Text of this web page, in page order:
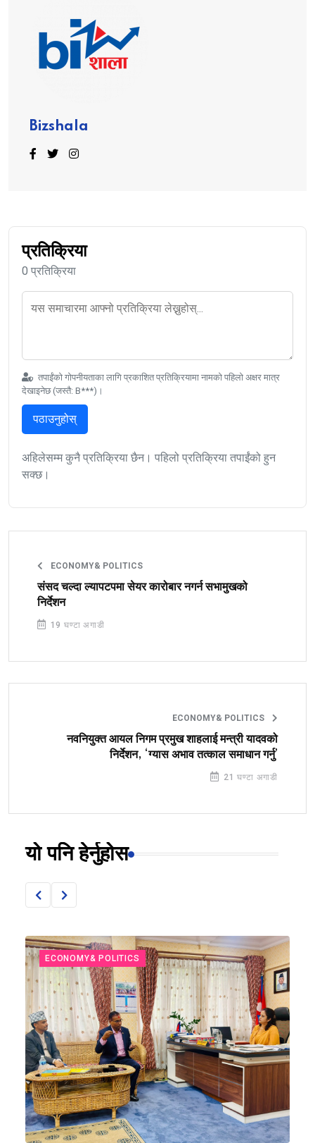
Bizshala
प्रतिक्रिया
0 प्रतिक्रिया
तपाईंको गोपनीयताका लागि प्रकाशित प्रतिक्रियामा नामको पहिलो अक्षर मात्र
देखाइनेछ (जस्तै: B***)।
पठाउनुहोस्
अहिलेसम्म कुनै प्रतिक्रिया छैन। पहिलो प्रतिक्रिया तपाईंको हुन
सक्छ।
ECONOMY& POLITICS
संसद चल्दा ल्यापटपमा सेयर कारोबार नगर्न सभामुखको
निर्देशन
19 घण्टा अगाडी
ECONOMY& POLITICS
नवनियुक्त आयल निगम प्रमुख शाहलाई मन्त्री यादवको
निर्देशन, ‘ग्यास अभाव तत्काल समाधान गर्नु’
21 घण्टा अगाडी
यो पनि हेर्नुहोस
ECONOMY& POLITICS